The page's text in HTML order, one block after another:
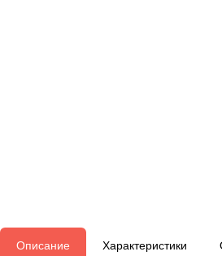
Описание Характеристики